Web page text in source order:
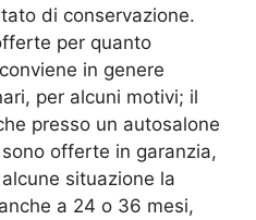
di conservazione.
per quanto
in genere
per alcuni motivi; il
presso un autosalone
offerte in garanzia,
situazione la
a 24 o 36 mesi,